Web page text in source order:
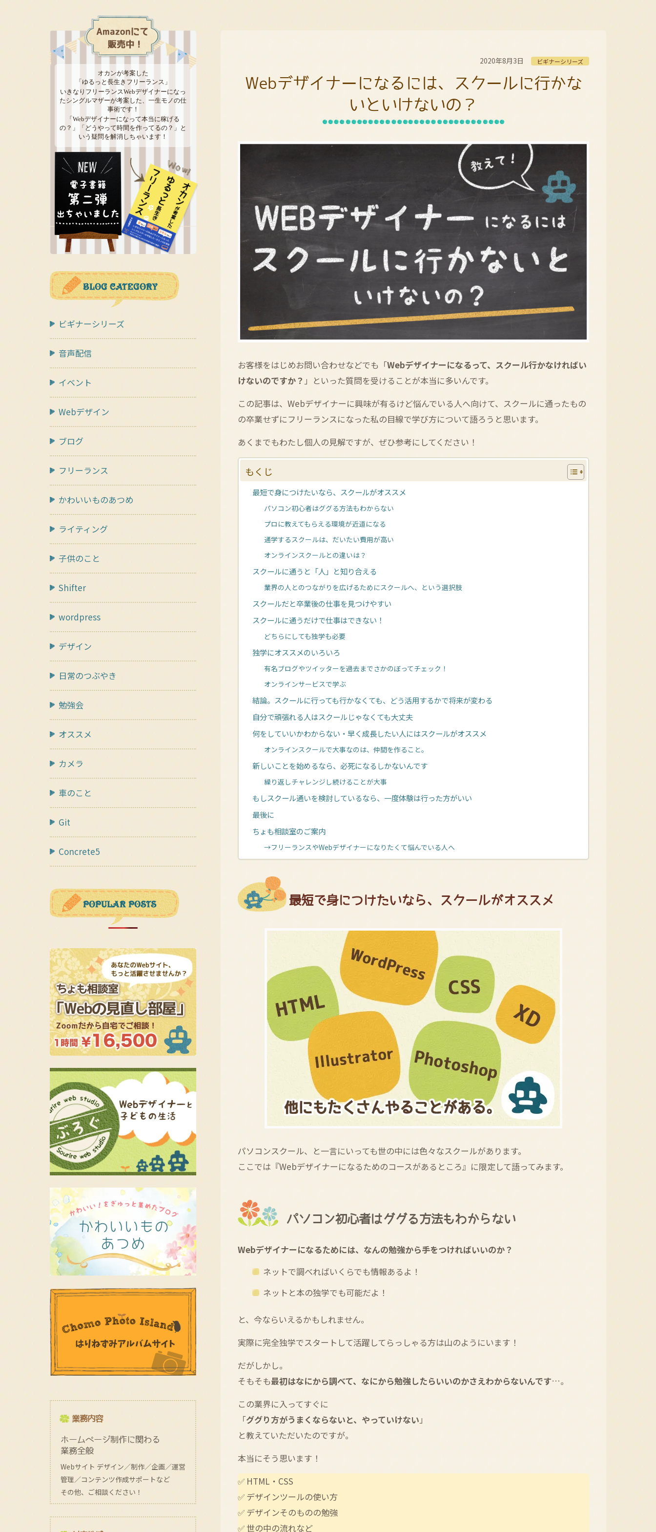
2020年8月3日 ビギナーシリーズ
Webデザイナーになるには、スクールに行かな
いといけないの？
お客様をはじめお問い合わせなどでも「Webデザイナーになるって、スクール行かなければい
けないのですか？ 」といった質問を受けることが本当に多いんです。
この記事は、Webデザイナーに興味が有るけど悩んでいる人へ向けて、スクールに通ったもの
の卒業せずにフリーランスになった私の目線で学び方について語ろうと思います。
あくまでもわたし個人の見解ですが、ぜひ参考にしてください！
もくじ
最短で身につけたいなら、スクールがオススメ
パソコン初心者はググる方法もわからない
プロに教えてもらえる環境が近道になる
通学するスクールは、だいたい費用が高い
オンラインスクールとの違いは？
スクールに通うと「人」と知り合える
業界の人とのつながりを広げるためにスクールへ、という選択肢
スクールだと卒業後の仕事を見つけやすい
スクールに通うだけで仕事はできない！
どちらにしても独学も必要
独学にオススメのいろいろ
有名ブログやツイッターを過去までさかのぼってチェック！
オンラインサービスで学ぶ
結論。スクールに行っても行かなくても、どう活用するかで将来が変わる
自分で頑張れる人はスクールじゃなくても大丈夫
何をしていいかわからない・早く成長したい人にはスクールがオススメ
オンラインスクールで大事なのは、仲間を作ること。
新しいことを始めるなら、必死になるしかないんです
繰り返しチャレンジし続けることが大事
もしスクール通いを検討しているなら、一度体験は行った方がいい
最後に
ちょも相談室のご案内
→フリーランスやWebデザイナーになりたくて悩んでいる人へ
最短で身につけたいなら、スクールがオススメ
パソコンスクール、と一言にいっても世の中には色々なスクールがあります。
ここでは『Webデザイナーになるためのコースがあるところ』に限定して語ってみます。
パソコン初心者はググる方法もわからない
Webデザイナーになるためには、なんの勉強から手をつければいいのか？
ネットで調べればいくらでも情報あるよ！
ネットと本の独学でも可能だよ！
と、今ならいえるかもしれません。
実際に完全独学でスタートして活躍してらっしゃる方は山のようにいます！
だがしかし。
そもそも最初はなにから調べて、なにから勉強したらいいのかさえわからないんです…。
この業界に入ってすぐに
「ググり方がうまくならないと、やっていけない 」
と教えていただいたのですが。
本当にそう思います！
✅ HTML・CSS
✅ デザインツールの使い方
✅ デザインそのものの勉強
✅ 世の中の流れなど
オカンが考案した
「ゆるっと長生きフリーランス」
いきなりフリーランスWebデザイナーになっ
たシングルマザーが考案した、一生モノの仕
事術です！
「Webデザイナーになって本当に稼げる
の？」「どうやって時間を作ってるの？」と
いう疑問を解消しちゃいます！
ビギナーシリーズ
音声配信
イベント
Webデザイン
ブログ
フリーランス
かわいいものあつめ
ライティング
子供のこと
Shifter
wordpress
デザイン
日常のつぶやき
勉強会
オススメ
カメラ
車のこと
Git
Concrete5
業務内容
ホームページ制作に関わる
業務全般
Webサイト デザイン／制作／企画／運営
管理／コンテンツ作成サポートなど
その他、ご相談ください！